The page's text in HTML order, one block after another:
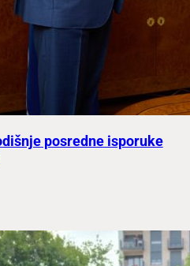
posredne isporuke